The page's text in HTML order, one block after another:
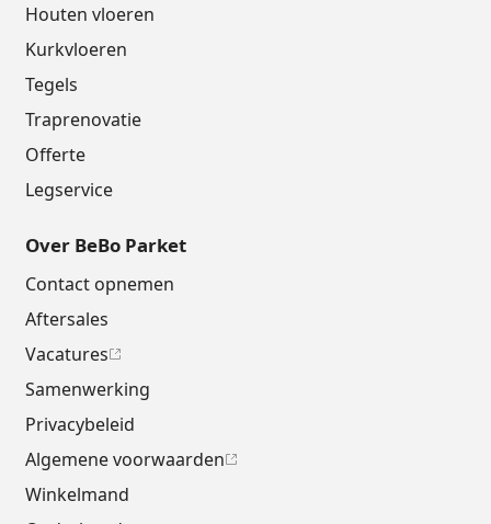
Houten vloeren
Kurkvloeren
Tegels
Traprenovatie
Offerte
Legservice
Over BeBo Parket
Contact opnemen
Aftersales
Vacatures
Samenwerking
Privacybeleid
Algemene voorwaarden
Winkelmand